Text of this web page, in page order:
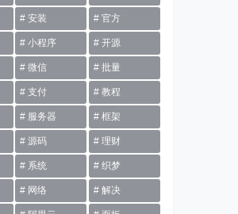
安装 官方
小程序 开源
微信 批量
支付 教程
服务器 框架
源码 理财
系统 织梦
网络 解决